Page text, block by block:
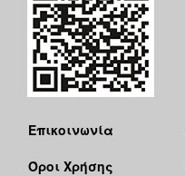
Επικοινωνία
Όροι Χρήσης